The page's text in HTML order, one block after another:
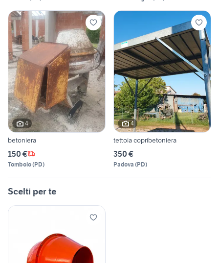
4
betoniera
150 €
Tombolo(PD)
4
tettoia copribetoniera
350 €
Padova (PD)
Scelti per te